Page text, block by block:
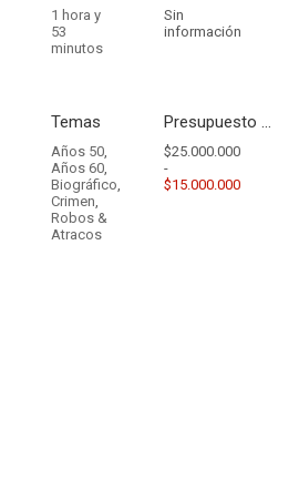
1 hora y
53
minutos
Sin
información
Temas
Años 50,
Años 60,
Biográfico,
Crimen,
Robos &
Atracos
Presupuesto - Ingresos
$25.000.000
-
$15.000.000